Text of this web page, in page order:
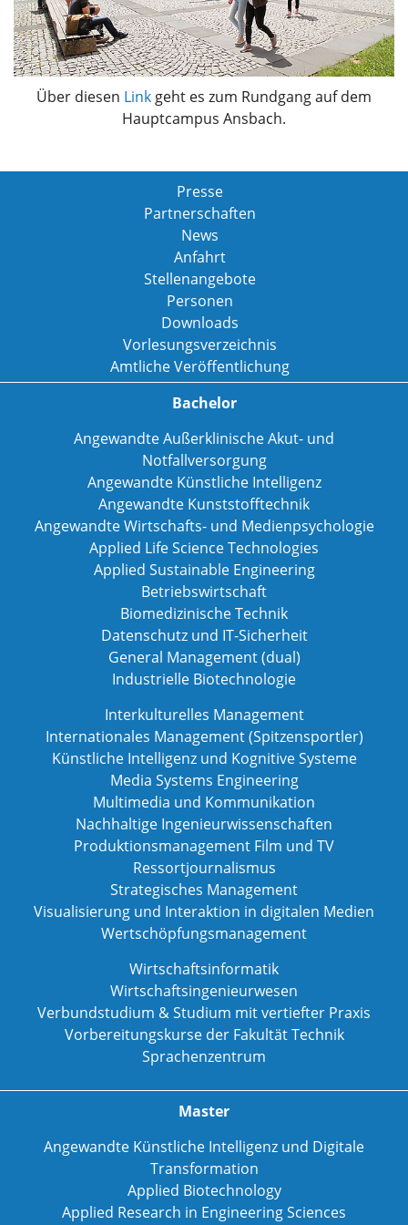
Über diesen Link geht es zum Rundgang auf dem
Hauptcampus Ansbach.
Presse
Partnerschaften
News
Anfahrt
Stellenangebote
Personen
Downloads
Vorlesungsverzeichnis
Amtliche Veröffentlichung
Bachelor
Angewandte Außerklinische Akut- und
Notfallversorgung
Angewandte Künstliche Intelligenz
Angewandte Kunststofftechnik
Angewandte Wirtschafts- und Medienpsychologie
Applied Life Science Technologies
Applied Sustainable Engineering
Betriebswirtschaft
Biomedizinische Technik
Datenschutz und IT-Sicherheit
General Management (dual)
Industrielle Biotechnologie
Interkulturelles Management
Internationales Management (Spitzensportler)
Künstliche Intelligenz und Kognitive Systeme
Media Systems Engineering
Multimedia und Kommunikation
Nachhaltige Ingenieurwissenschaften
Produktionsmanagement Film und TV
Ressortjournalismus
Strategisches Management
Visualisierung und Interaktion in digitalen Medien
Wertschöpfungsmanagement
Wirtschaftsinformatik
Wirtschaftsingenieurwesen
Verbundstudium & Studium mit vertiefter Praxis
Vorbereitungskurse der Fakultät Technik
Sprachenzentrum
Master
Angewandte Künstliche Intelligenz und Digitale
Transformation
Applied Biotechnology
Applied Research in Engineering Sciences